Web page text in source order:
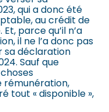
qui a donc été
au crédit de
parce qu’il n’a
il ne l’a donc pas
sa déclaration
Sauf que
rémunération,
tout « disponible »,